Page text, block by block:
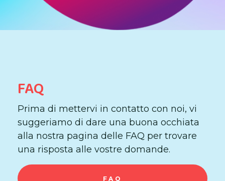
FAQ
Prima di mettervi in contatto con noi, vi
suggeriamo di dare una buona occhiata
alla nostra pagina delle FAQ per trovare
una risposta alle vostre domande.
FAQ